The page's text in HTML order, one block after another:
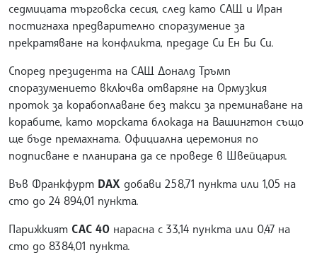
седмицата търговска сесия, след като САЩ и Иран
постигнаха предварително споразумение за
прекратяване на конфликта, предаде Си Ен Би Си.
Според президента на САЩ Доналд Тръмп
споразумението включва отваряне на Ормузкия
проток за корабоплаване без такси за преминаване на
корабите, като морската блокада на Вашингтон също
ще бъде премахната. Официална церемония по
подписване е планирана да се проведе в Швейцария.
Във Франкфурт DAX добави 258,71 пункта или 1,05 на
сто до 24 894,01 пункта.
Парижкият CAC 40 нарасна с 33,14 пункта или 0,47 на
сто до 8384,01 пункта.